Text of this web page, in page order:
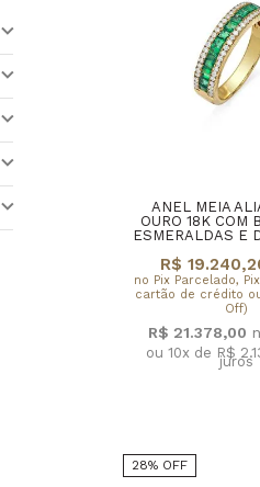
ANEL MEIA
OURO 18K COM
ESMERALDAS E
R$
no Pix Parcelado,
cartão de crédito
Off)
R$ 21.378,00
ou 10x de R$
juros
28% OFF